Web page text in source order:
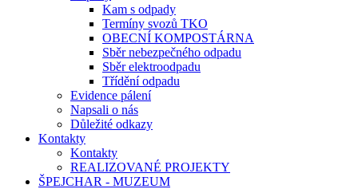
Kam s odpady
Termíny svozů TKO
OBECNÍ KOMPOSTÁRNA
Sběr nebezpečného odpadu
Sběr elektroodpadu
Třídění odpadu
Evidence pálení
Napsali o nás
Důležité odkazy
Kontakty
Kontakty
REALIZOVANÉ PROJEKTY
ŠPEJCHAR - MUZEUM